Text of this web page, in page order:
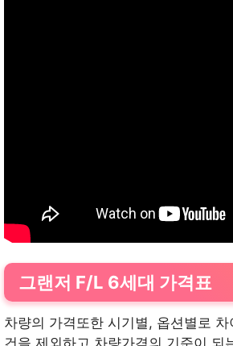
그랜저 F/L 6세대 가격표
차량의 가격또한 시기별, 옵션별로
건을 제외하고 차량가격의 기준이 되